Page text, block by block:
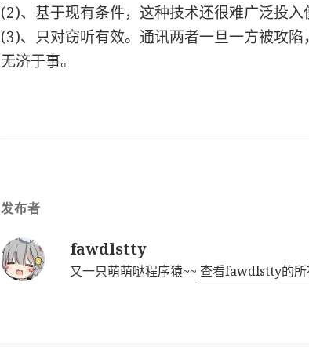
(2)、基于现有条件，这种技术还很难广泛投入
(3)、只对窃听有效。通讯两者一旦一方被攻
无济于事。
发布者
fawdlstty
又一只萌萌哒程序猿~~查看fawdlstty的所